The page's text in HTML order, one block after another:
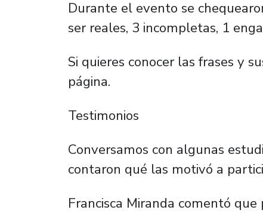
Durante el evento se
ser reales, 3 incompletas, 1
Si quieres conocer las frases y
página.
Testimonios
Conversamos con algunas
contaron qué las motivó a
Francisca Miranda comentó